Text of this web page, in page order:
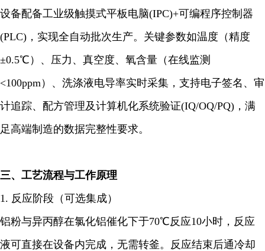
设备配备工业级触摸式平板电脑(IPC)+可编程序控制器
(PLC)，实现全自动批次生产。关键参数如温度（精度
±0.5℃）、压力、真空度、氧含量（在线监测
<100ppm）、洗涤液电导率实时采集，支持电子签名、审
计追踪、配方管理及计算机化系统验证(IQ/OQ/PQ)，满
足高端制造的数据完整性要求。
三、工艺流程与工作原理
1. 反应阶段（可选集成）
铝粉与异丙醇在氯化铝催化下于70℃反应10小时，反应
液可直接在设备内完成，无需转釜。反应结束后通冷却